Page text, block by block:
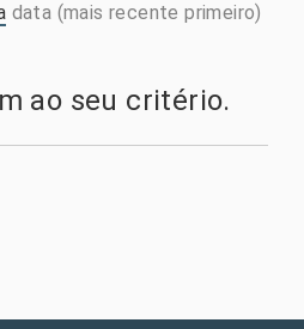
data (mais recente primeiro)
ao seu critério.